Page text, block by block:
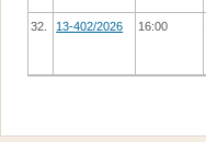
32. 13-402/2026 16:00